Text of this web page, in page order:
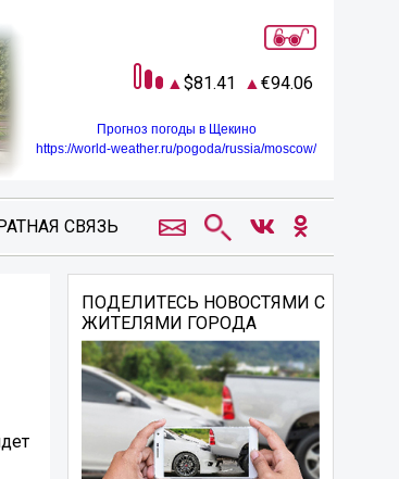
81.41 94.06
Прогноз погоды в Щекино
https://world-weather.ru/pogoda/russia/moscow/
СВЯЗЬ
ПОДЕЛИТЕСЬ НОВОСТЯМИ С
ЖИТЕЛЯМИ ГОРОДА